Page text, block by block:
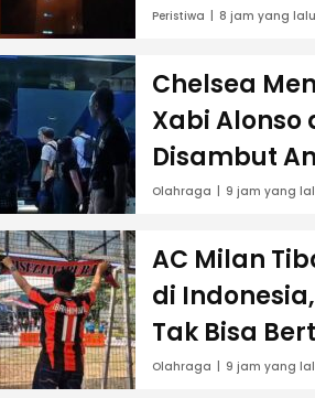
Peristiwa 8 jam yang lalu
Chelsea
Xabi Alonso
Disambut
Lawan AC
Olahraga 9 jam yang
AC Milan
di
Tak Bisa
Olahraga 9 jam yang